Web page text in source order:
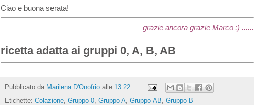
Ciao e buonaserata!
grazie ancora grazie Marco ;) ......
ricetta adatta ai gruppi 0, A, B, AB
Pubblicato da Marilena D'Onofrio alle 13:22
Etichette: Colazione Gruppo 0 Gruppo A Gruppo AB Gruppo B